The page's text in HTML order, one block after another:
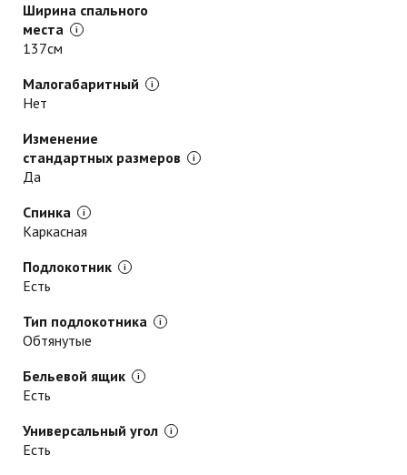
Ширина спального
места
137см
Малогабаритный
Нет
Изменение
стандартных размеров
Да
Спинка
Каркасная
Подлокотник
Есть
Тип подлокотника
Обтянутые
Бельевой ящик
Есть
Универсальный угол
Есть